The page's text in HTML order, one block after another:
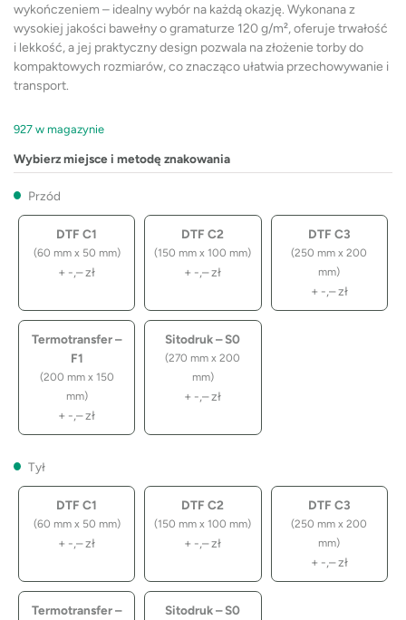
wykończeniem – idealny wybór na każdą okazję. Wykonana z
wysokiej jakości bawełny o gramaturze 120 g/m², oferuje trwałość
i lekkość, a jej praktyczny design pozwala na złożenie torby do
kompaktowych rozmiarów, co znacząco ułatwia przechowywanie i
transport.
927 w magazynie
Wybierz miejsce i metodę znakowania
Przód
DTF C1
(60 mm x 50 mm)
+ -,–zł
DTF C2
(150 mm x 100 mm)
+ -,–zł
DTF C3
(250 mm x 200
mm)
+ -,–zł
Termotransfer –
F1
(200 mm x 150
mm)
+ -,–zł
Sitodruk – S0
(270 mm x 200
mm)
+ -,–zł
Tył
DTF C1
(60 mm x 50 mm)
+ -,–zł
DTF C2
(150 mm x 100 mm)
+ -,–zł
DTF C3
(250 mm x 200
mm)
+ -,–zł
Termotransfer –
Sitodruk – S0